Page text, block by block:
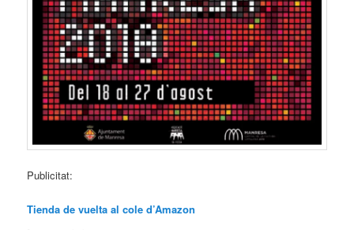
Publicitat:
Tienda de vuelta al cole d’Amazon